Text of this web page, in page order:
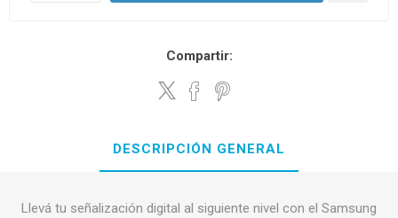
Compartir:
DESCRIPCIÓN GENERAL
Llevá tu señalización digital al siguiente nivel con el Samsung